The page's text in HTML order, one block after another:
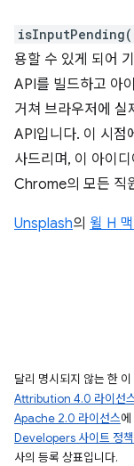
용할 수 있게 되어
API를 빌드하고 아
거쳐 브라우저에 실
API입니다. 이 시점
사드리며, 이 아이
Chrome의 모든 직
Unsplash의 윌 H
달리 명시되지 않는 한
Attribution 4.0 라이선
Apache 2.0 라이선스
Developers 사이트 정책
사의 등록 상표입니다.